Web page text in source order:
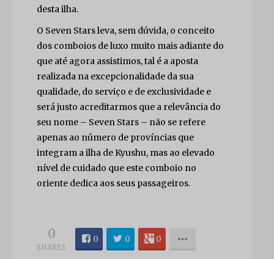
desta ilha.
O Seven Stars leva, sem dúvida, o conceito
dos comboios de luxo muito mais adiante do
que até agora assistimos, tal é a aposta
realizada na excepcionalidade da sua
qualidade, do serviço e de exclusividade e
será justo acreditarmos que a relevância do
seu nome – Seven Stars – não se refere
apenas ao número de províncias que
integram a ilha de Kyushu, mas ao elevado
nível de cuidado que este comboio no
oriente dedica aos seus passageiros.
0
SHARES
0 0 0